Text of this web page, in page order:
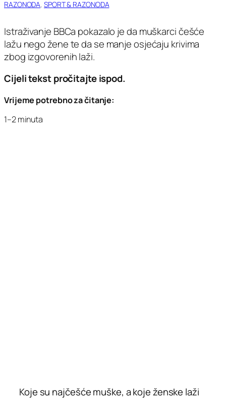
RAZONODA, SPORT & RAZONODA
Istraživanje BBCa pokazalo je da muškarci češće
lažu nego žene te da se manje osjećaju krivima
zbog izgovorenih laži.
Cijeli tekst pročitajte ispod.
Vrijeme potrebno za čitanje:
1–2 minuta
Koje su najčešće muške, a koje ženske laži